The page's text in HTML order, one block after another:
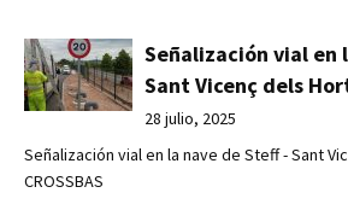
Señalización vial en
Sant Vicenç dels
28 julio, 2025
Señalización vial en la nave de Steff - Sant
CROSSBAS